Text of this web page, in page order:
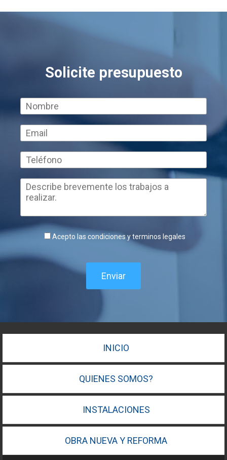
Solicite presupuesto
Acepto las condiciones y terminos legales
Enviar
INICIO
QUIENES SOMOS?
INSTALACIONES
OBRA NUEVA Y REFORMA